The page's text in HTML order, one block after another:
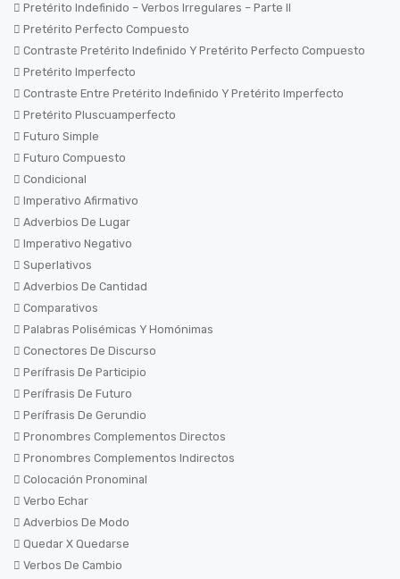
Pretérito Indefinido – Verbos Irregulares – Parte II
Pretérito Perfecto Compuesto
Contraste Pretérito Indefinido Y Pretérito Perfecto Compuesto
Pretérito Imperfecto
Contraste Entre Pretérito Indefinido Y Pretérito Imperfecto
Pretérito Pluscuamperfecto
Futuro Simple
Futuro Compuesto
Condicional
Imperativo Afirmativo
Adverbios De Lugar
Imperativo Negativo
Superlativos
Adverbios De Cantidad
Comparativos
Palabras Polisémicas Y Homónimas
Conectores De Discurso
Perífrasis De Participio
Perífrasis De Futuro
Perífrasis De Gerundio
Pronombres Complementos Directos
Pronombres Complementos Indirectos
Colocación Pronominal
Verbo Echar
Adverbios De Modo
Quedar X Quedarse
Verbos De Cambio